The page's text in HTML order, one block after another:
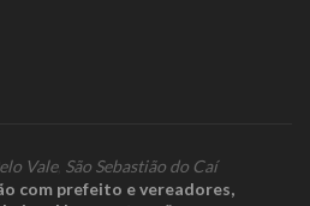
Vale, São Sebastião do Caí
com prefeito e vereadores,